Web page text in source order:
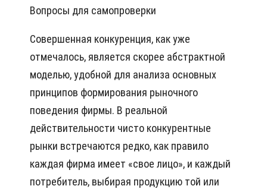
Вопросы для самопроверки
Совершенная конкуренция, как уже
отмечалось, является скорее абстрактной
моделью, удобной для анализа основных
принципов формирования рыночного
поведения фирмы. В реальной
действительности чисто конкурентные
рынки встречаются редко, как правило
каждая фирма имеет «свое лицо», и каждый
потребитель, выбирая продукцию той или